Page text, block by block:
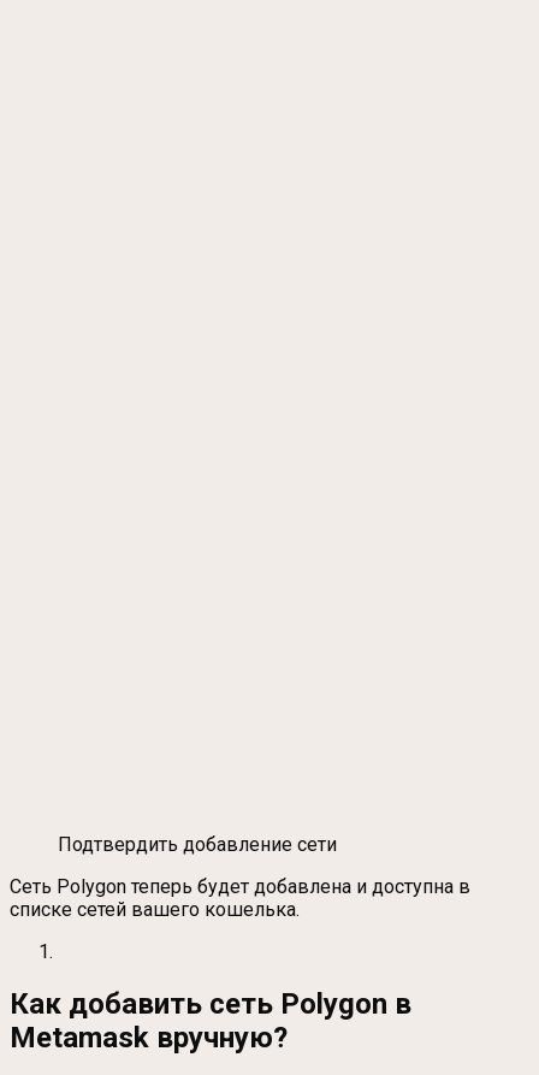
Подтвердить добавление сети
Сеть Polygon теперь будет добавлена и доступна в
списке сетей вашего кошелька.
Как добавить сеть Polygon в
Metamask вручную?